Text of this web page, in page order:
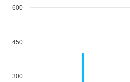
300
450
600